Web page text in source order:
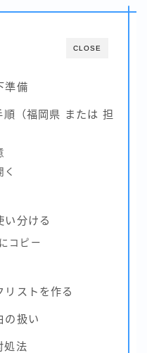
CLOSE
準備
（福岡県 または 担
い分ける
コピー
リストを作る
の扱い
処法